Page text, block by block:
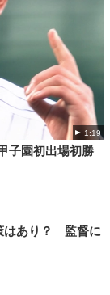
1:19
子園初出場初勝
はあり？ 監督に